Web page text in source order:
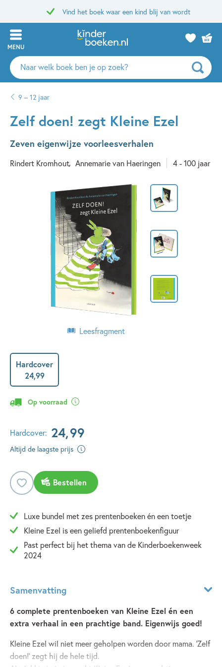
Vind het boek waar een kind blij van wordt
MENU
Zoeken
naar
auteurs
uitgevers
9 – 12 jaar
Zelf doen! zegt Kleine Ezel
Zeven eigenwijze voorleesverhalen
Rindert Kromhout Annemarie van Haeringen 4 - 100 jaar
Leesfragment
Hardcover
24,99
Op voorraad
Hardcover: 24,99
Altijd de laagste prijs
Bestellen
Luxe bundel met zes prentenboeken én een toetje
Kleine Ezel is een geliefd prentenboekenfiguur
Past perfect bij het thema van de Kinderboekenweek
2024
Samenvatting
6 complete prentenboeken van Kleine Ezel én een
extra verhaal in een prachtige band. Eigenwijs goed!
Kleine Ezel wil niet meer geholpen worden door mama. ‘Zelf
doen!’ zegt hij de hele tijd.